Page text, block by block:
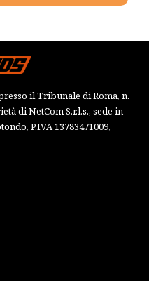
il Tribunale di Roma, n.
di NetCom S.r.l.s., sede in
P.IVA 13783471009,